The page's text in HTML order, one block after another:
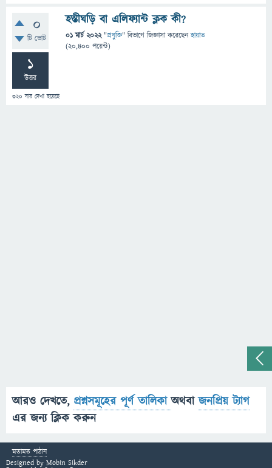
0
টি ভোট
1
উত্তর
320 বার দেখা হয়েছে
হস্তীঘড়ি বা এলিফ্যান্ট ক্লক কী?
01 মার্চ 2022 "প্রযুক্তি" বিভাগে জিজ্ঞাসাকরেছেনহায়াত
(20,400 পয়েন্ট)
আরও দেখতে, প্রশ্নসমূহের পূর্ণ তালিকাঅথবাজনপ্রিয় ট্যাগ
এর জন্য ক্লিক করুন
মতামত পাঠান
Designed by Mobin Sikder